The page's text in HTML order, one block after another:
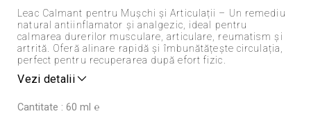
Leac Calmant pentru Mușchi și Articulații – Un remediu
natural antiinflamator și analgezic, ideal pentru
calmarea durerilor musculare, articulare, reumatism și
artrită. Oferă alinare rapidă și îmbunătățește circulația,
perfect pentru recuperarea după efort fizic.
Vezi detalii
Cantitate : 60 ml ℮